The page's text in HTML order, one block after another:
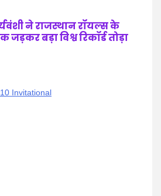
ने राजस्थान रॉयल्स के
बड़ा विश्व रिकॉर्ड तोड़ा